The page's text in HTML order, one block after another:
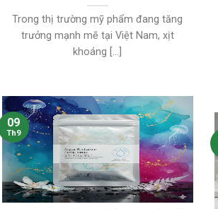
Trong thị trường mỹ phẩm đang tăng
trưởng mạnh mẽ tại Việt Nam, xịt
khoáng [...]
09
Th9